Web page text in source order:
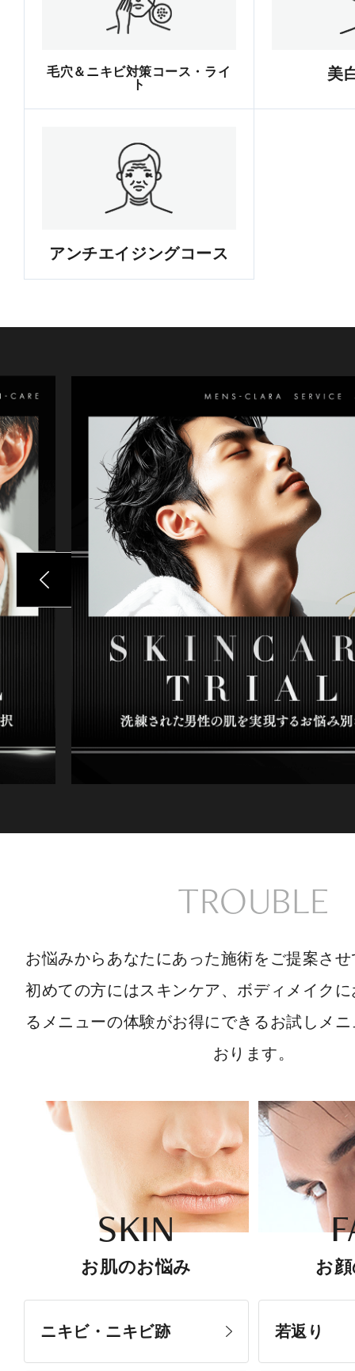
毛穴＆ニキビ対策コース・ライ
ト
美
アンチエイジングコース
TROUBLE
お悩みからあなたにあった施術をご提案さ
初めての方にはスキンケア、ボディメイク
るメニューの体験がお得にできるお試しメ
おります。
SKIN
お肌のお悩み
ニキビ・ニキビ跡
お
若返り